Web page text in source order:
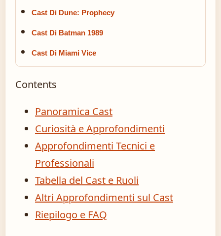
Cast Di Dune: Prophecy
Cast Di Batman 1989
Cast Di Miami Vice
Contents
Panoramica Cast
Curiosità e Approfondimenti
Approfondimenti Tecnici e
Professionali
Tabella del Cast e Ruoli
Altri Approfondimenti sul Cast
Riepilogo e FAQ